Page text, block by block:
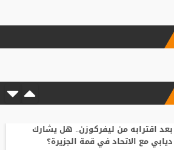
الأمير علي بعد صرف مستحقات المنتخب: لن
يخوض أول مران مع طرابزون سبور
بعد اقترابه من ليفركوزن.. هل يشارك
ديابي مع الاتحاد في قمة الجزيرة؟